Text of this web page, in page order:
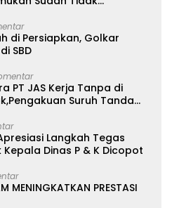
di Persiapkan, Golkar
SBD
PT JAS Kerja Tanpa di
Suruh Tanda
Langkah Tegas
Kepala Dinas P & K Dicopot
MENINGKATKAN PRESTASI